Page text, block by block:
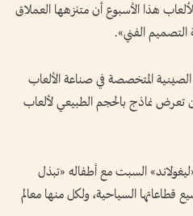
هذا الأسبوع أن متنزهها العملاق
التصميم الفني».
المتخصصة في صناعة الألعاب
تعرض نماذج بالحجم الطبيعي لألعاب
يبلغ 34 عاماً زار «ليغولاند» السبت مع أطفاله «تبذل
السياحية، ولكل منها معالم